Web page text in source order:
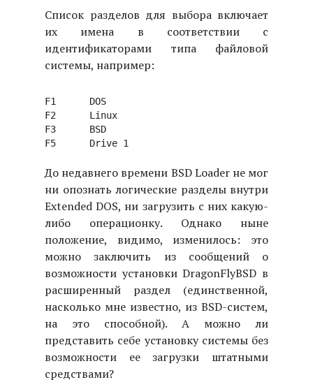
Список разделов для выбора включает
их имена в соответствии с
идентификаторами типа файловой
системы, например:
F1	DOS
F2	Linux
F3	BSD
До недавнего времени BSD Loader не мог
ни опознать логические разделы внутри
Extended DOS, ни загрузить с них какую-
либо операционку. Однако ныне
положение, видимо, изменилось: это
можно заключить из сообщений о
возможности установки DragonFlyBSD в
расширенный раздел (единственной,
насколько мне известно, из BSD-систем,
на это способной). А можно ли
представить себе установку системы без
возможности ее загрузки штатными
средствами?